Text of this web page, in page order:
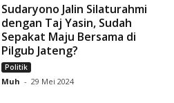
Sudaryono Jalin Silaturahmi
dengan Taj Yasin, Sudah
Sepakat Maju Bersama di
Pilgub Jateng?
Politik
Muh - 29 Mei 2024